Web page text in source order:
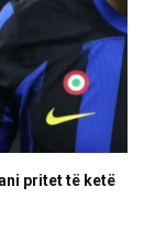
pritet të ketë